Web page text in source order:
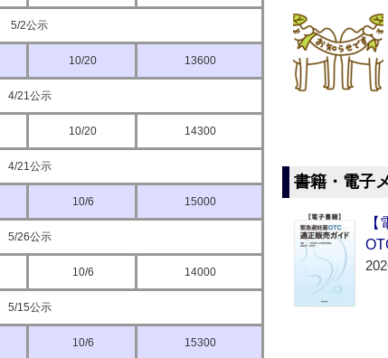
5/2公示
10/20 13600
4/21公示
10/20 14300
4/21公示
10/6 15000
5/26公示
10/6 14000
5/15公示
10/6 15300
書籍・電子